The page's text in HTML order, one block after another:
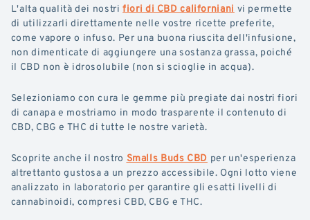
L'alta qualità dei nostrifiori di CBD californiani vi permette
di utilizzarli direttamente nelle vostre ricette preferite,
come vapore o infuso. Per una buona riuscita dell'infusione,
non dimenticate di aggiungere una sostanza grassa, poiché
il CBD non è idrosolubile (non si scioglie in acqua).
Selezioniamo con cura le gemme più pregiate dai nostri fiori
di canapa e mostriamo in modo trasparente il contenuto di
CBD, CBG e THC di tutte le nostre varietà.
Scoprite anche il nostro Smalls Buds CBD per un'esperienza
altrettanto gustosa a un prezzo accessibile. Ogni lotto viene
analizzato in laboratorio per garantire gli esatti livelli di
cannabinoidi, compresi CBD, CBG e THC.